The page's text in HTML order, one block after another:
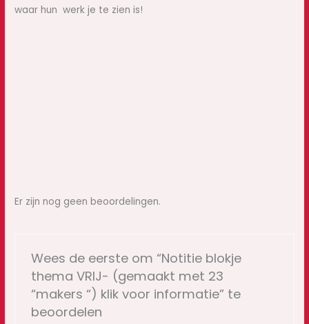
waar hun werk je te zien is!
Er zijn nog geen beoordelingen.
Wees de eerste om “Notitie blokje
thema VRIJ- (gemaakt met 23
“makers “) klik voor informatie” te
beoordelen